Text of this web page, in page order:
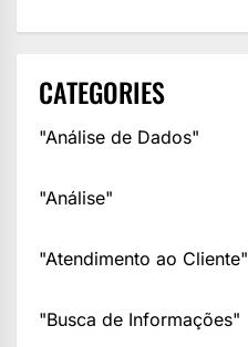
CATEGORIES
"Análise de Dados"
"Análise"
"Atendimento ao Cliente"
"Busca de Informações"